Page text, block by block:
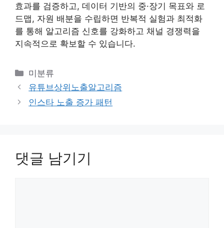
효과를 검증하고, 데이터 기반의 중·장기 목표와 로
드맵, 자원 배분을 수립하면 반복적 실험과 최적화
를 통해 알고리즘 신호를 강화하고 채널 경쟁력을
지속적으로 확보할 수 있습니다.
카
테
고
미분류
유튜브상위노출알고리즘
인스타 노출 증가 패턴
댓글 남기기